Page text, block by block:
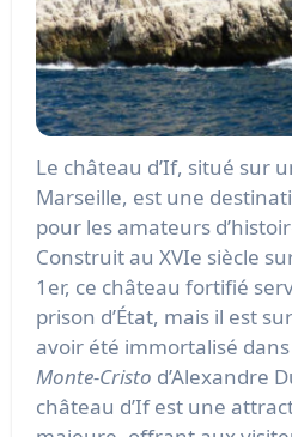
Le château d’If, situé sur
Marseille, est une
pour les amateurs
Construit au XVIe siècle
1er, ce château fortifié
prison d’État, mais il est
avoir été immortalisé
Monte-Cristo d’Alexandre
château d’If est une